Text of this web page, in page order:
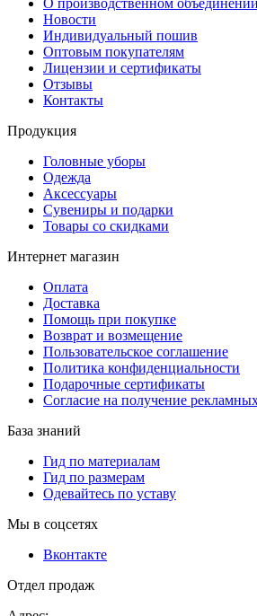
О производственном объединении
Новости
Индивидуальный пошив
Оптовым покупателям
Лицензии и сертификаты
Отзывы
Контакты
Продукция
Головные уборы
Одежда
Аксессуары
Сувениры и подарки
Товары со скидками
Интернет магазин
Оплата
Доставка
Помощь при покупке
Возврат и возмещение
Пользовательское соглашение
Политика конфиденциальности
Подарочные сертификаты
Согласие на получение
База знаний
Гид по материалам
Гид по размерам
Одевайтесь по уставу
Мы в соцсетях
Вконтакте
Отдел продаж